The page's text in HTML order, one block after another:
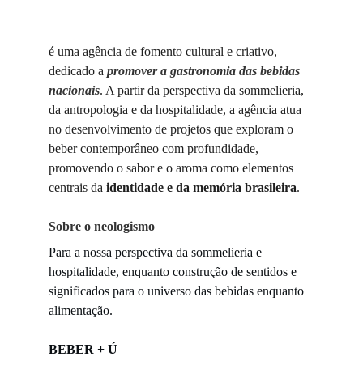
é uma agência de fomento cultural e criativo,
dedicado a promover a gastronomia das bebidas
nacionais. A partir da perspectiva da sommelieria,
da antropologia e da hospitalidade, a agência atua
no desenvolvimento de projetos que exploram o
beber contemporâneo com profundidade,
promovendo o sabor e o aroma como elementos
centrais da identidade e da memória brasileira.
Sobre o neologismo
Para a nossa perspectiva da sommelieria e
hospitalidade, enquanto construção de sentidos e
significados para o universo das bebidas enquanto
alimentação.
BEBER + Ú